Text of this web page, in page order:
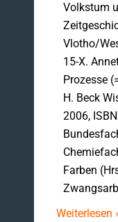
Volkstum
Vlotho/
15-X.
Prozesse
H. Beck
2006,
Farben
Weiterlesen